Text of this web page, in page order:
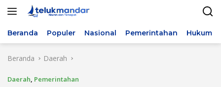
Beranda Populer Nasional Pemerintahan Hukum
Beranda Daerah
Daerah, Pemerintahan